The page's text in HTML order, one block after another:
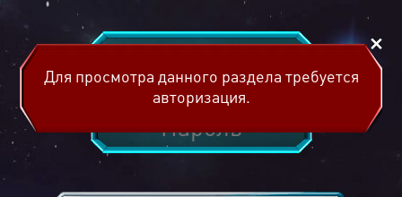
Для просмотра данного раздела требуется
авторизация.